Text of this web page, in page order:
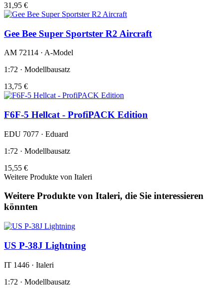
31,95 €
Gee Bee Super Sportster R2 Aircraft
AM 72114 · A-Model
1:72 · Modellbausatz
13,75 €
F6F-5 Hellcat - ProfiPACK Edition
EDU 7077 · Eduard
1:72 · Modellbausatz
15,55 €
Weitere Produkte von Italeri
Weitere Produkte von Italeri, die Sie interessieren
könnten
US P-38J Lightning
IT 1446 · Italeri
1:72 · Modellbausatz